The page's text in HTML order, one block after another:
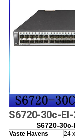
S6720-30c-
S6720-
Vaste Havens
24